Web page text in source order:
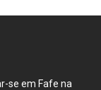
se em Fafe na